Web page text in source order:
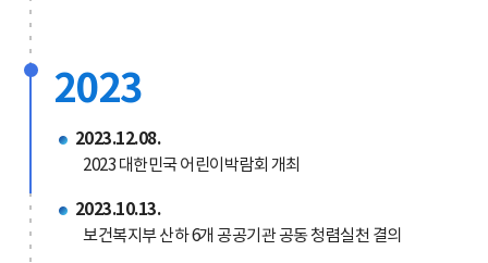
2023
2023.12.08.
2023 대한민국 어린이박람회 개최
2023.10.13.
보건복지부 산하 6개 공공기관 공동 청렴실천 결의